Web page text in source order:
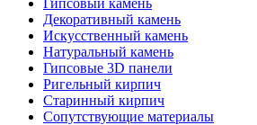
Гипсовый камень
Декоративный камень
Искусственный камень
Натуральный камень
Гипсовые 3D панели
Ригельный кирпич
Старинный кирпич
Сопутствующие материалы